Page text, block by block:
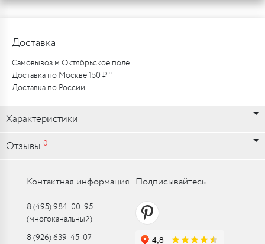
Доставка
Самовывоз м.Октябрьское поле
Доставка по Москве 150 ₽ *
Доставка по России
Характеристики
Отзывы 0
Контактная информация
8 (495) 984-00-95
(многоканальный)
8 (926) 639-45-07
Подписывайтесь